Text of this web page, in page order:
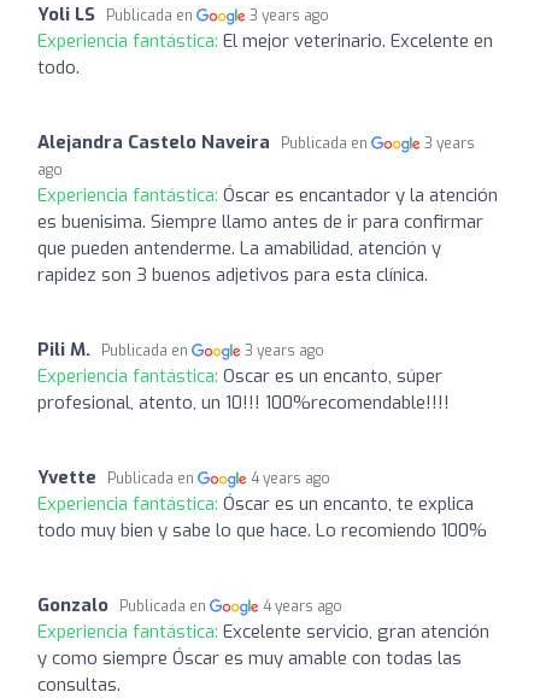
Yoli LS Publicada en 3 years ago
Experiencia fantástica: El mejor veterinario. Excelente en
todo.
Alejandra Castelo Naveira Publicada en
3 years
ago
Experiencia fantástica: Óscar es encantador y la atención
es buenisima. Siempre llamo antes de ir para confirmar
que pueden antenderme. La amabilidad, atención y
rapidez son 3 buenos adjetivos para esta clínica.
Pili M. Publicada en 3 years ago
Experiencia fantástica: Oscar es un encanto, súper
profesional, atento, un 10!!! 100%recomendable!!!!
Yvette Publicada en 4 years ago
Experiencia fantástica: Óscar es un encanto, te explica
todo muy bien y sabe lo que hace. Lo recomiendo 100%
Gonzalo Publicada en 4 years ago
Experiencia fantástica: Excelente servicio, gran atención
y como siempre Óscar es muy amable con todas las
consultas.